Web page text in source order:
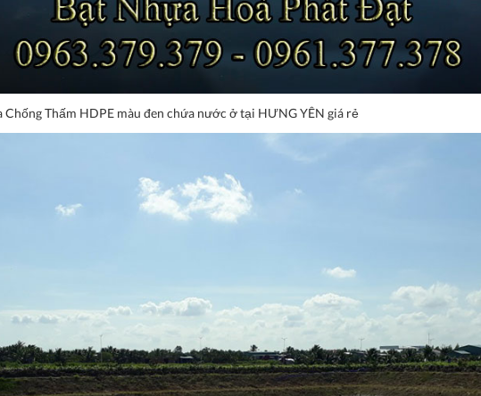
Chống Thấm HDPE màu đen chứa nước ở tại HƯNG YÊN giá rẻ